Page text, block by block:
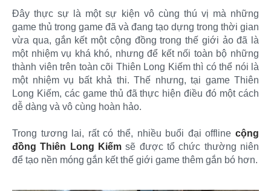
Đây thực sự là một sự kiện vô cùng thú vị mà những
game thủ trong game đã và đang tạo dựng trong thời gian
vừa qua, gắn kết một cộng đồng trong thế giới ảo đã là
một nhiệm vụ khá khó, nhưng để kết nối toàn bộ những
thành viên trên toàn cõi Thiên Long Kiếm thì có thể nói là
một nhiệm vụ bất khả thi. Thế nhưng, tại game Thiên
Long Kiếm, các game thủ đã thực hiện điều đó một cách
dễ dàng và vô cùng hoàn hảo.
Trong tương lai, rất có thể, nhiều buổi đại offline cộng
đồng Thiên Long Kiếm sẽ được tổ chức thường niên
để tạo nền móng gắn kết thế giới game thêm gắn bó hơn.